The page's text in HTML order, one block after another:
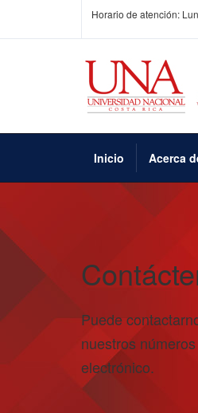
Horario de atención:
Inicio Acerca
Puede
nuestros
electrónico.